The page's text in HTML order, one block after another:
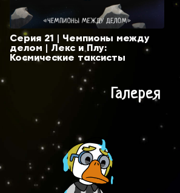
Серия 21 | Чемпионы между
делом | Лекс и Плу:
Космические таксисты
Галерея